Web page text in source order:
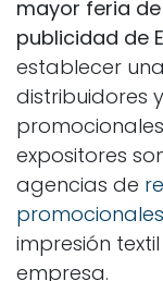
mayor feria
publicidad de
establecer
distribuidores
expositores
agencias de
pro
impresión
empresa.